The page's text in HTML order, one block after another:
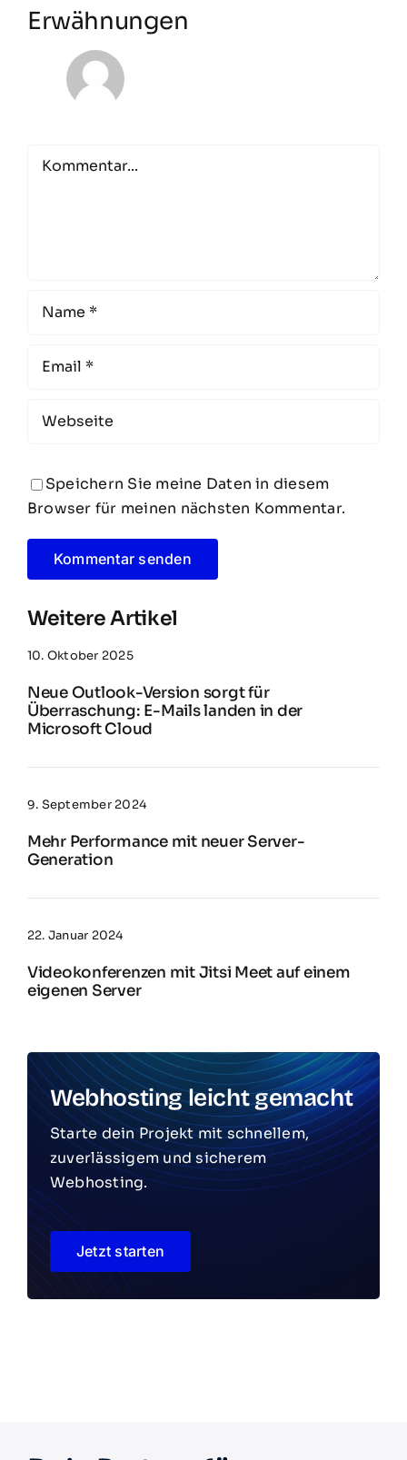
Erwähnungen
Comment
Speichern Sie meine Daten in diesem
Browser für meinen nächsten Kommentar.
Weitere Artikel
10. Oktober 2025
Neue Outlook-Version sorgt für
Überraschung: E-Mails landen in der
Microsoft Cloud
9. September 2024
Mehr Performance mit neuer Server-
Generation
22. Januar 2024
Videokonferenzen mit Jitsi Meet auf einem
eigenen Server
Webhosting leicht gemacht
Starte dein Projekt mit schnellem,
zuverlässigem und sicherem
Webhosting.
Jetzt starten